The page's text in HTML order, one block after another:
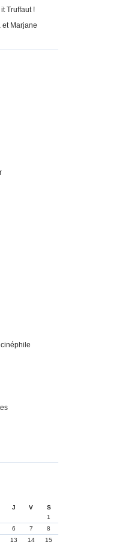
it Truffaut !
et Marjane
J V
S
1
6 7
8
13 14
15